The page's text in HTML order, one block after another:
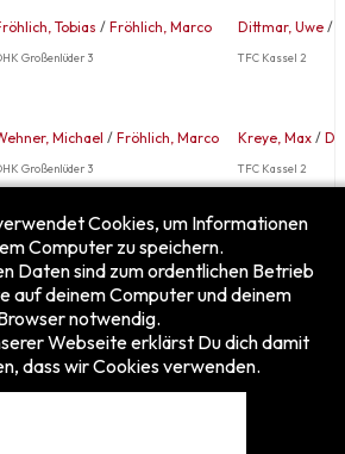
Tobias / Fröhlich, Marco
Großenlüder 3
Dittmar, Uwe /
TFC Kassel 2
Michael / Fröhlich, Marco
Großenlüder 3
Kreye, Max /
TFC Kassel 2
8
Cookies, um Informationen
Computer zu speichern.
Daten sind zum ordentlichen Betrieb
auf deinem Computer und deinem
notwendig.
Webseite erklärst Du dich damit
dass wir Cookies verwenden.